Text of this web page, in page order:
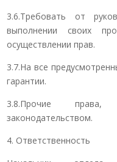
3.6.Требовать от
выполнении своих
осуществлении прав.
3.7.На все
гарантии.
3.8.Прочие права,
законодательством.
4. Ответственность